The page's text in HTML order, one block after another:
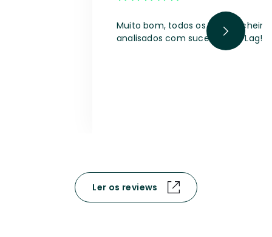
Muito bom, todos os meus
analisados com sucesso no PLag!
Ler os reviews